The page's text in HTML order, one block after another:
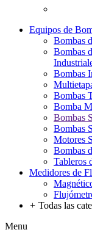
Equipos de
Bombas
Bombas
Bombas
Bombas
Bomba
Bombas
Bombas
Motores
Bombas
Tableros
Medidores de
+ Todas las
Menu